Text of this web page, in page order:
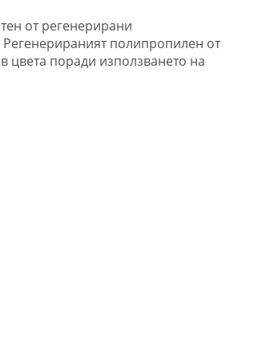
от регенерирани
полипропилен от
поради използването на